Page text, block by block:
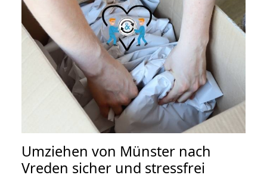
Umziehen von Münster nach
Vreden sicher und stressfrei